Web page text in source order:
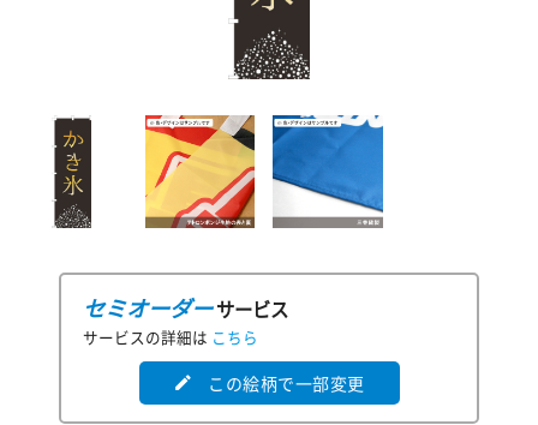
セミオーダーサービス
サービスの詳細は こちら
edit この絵柄で一部変更